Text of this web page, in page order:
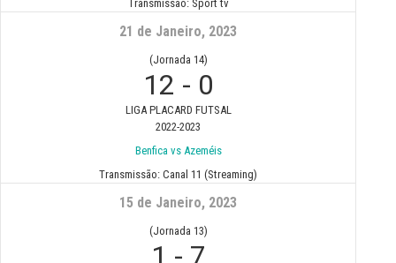
Transmissão:Sport tv
21 de Janeiro, 2023
(Jornada 14)
12 - 0
LIGA PLACARD FUTSAL
2022-2023
Benfica vs Azeméis
Transmissão: Canal 11 (Streaming)
15 de Janeiro, 2023
(Jornada 13)
1 - 7